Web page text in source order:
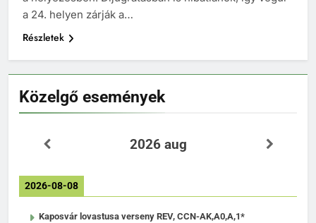
Közelgő események
2026 aug
2026-08-08
Kaposvár lovastusa verseny REV, CCN-AK,A0,A,1*
a 24. helyen zárják a…
Részletek